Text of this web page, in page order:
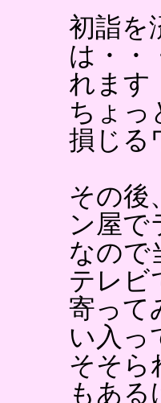
初詣を
は・・
れます
ちょっ
損じる
その後
ン屋で
なので
テレビ
寄って
い入っ
そそら
もあ